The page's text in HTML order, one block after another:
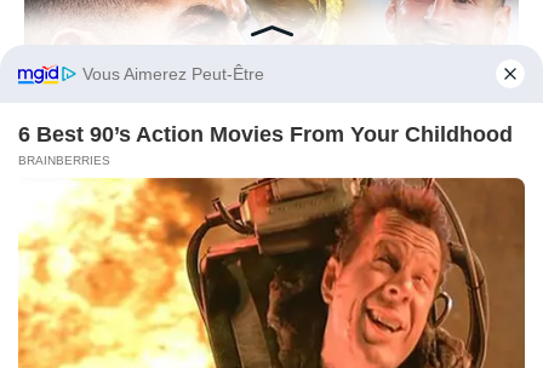
BRAINBERRIES
10 Reasons World Cup 2026 Will Make History